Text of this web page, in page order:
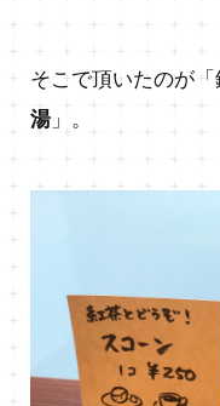
そこで頂いたのが
湯 」。